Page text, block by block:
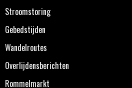
Stroomstoring
Gebedstijden
Wandelroutes
Overlijdensberichten
Rommelmarkt